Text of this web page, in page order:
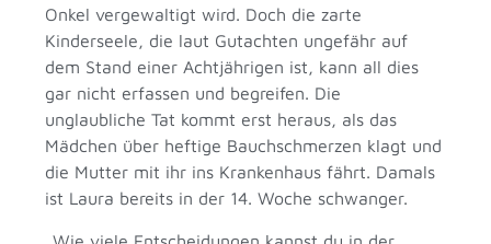
Onkel vergewaltigt wird. Doch die zarte
Kinderseele, die laut Gutachten ungefähr auf
dem Stand einer Achtjährigen ist, kann all dies
gar nicht erfassen und begreifen. Die
unglaubliche Tat kommt erst heraus, als das
Mädchen über heftige Bauchschmerzen klagt und
die Mutter mit ihr ins Krankenhaus fährt. Damals
ist Laura bereits in der 14. Woche schwanger.